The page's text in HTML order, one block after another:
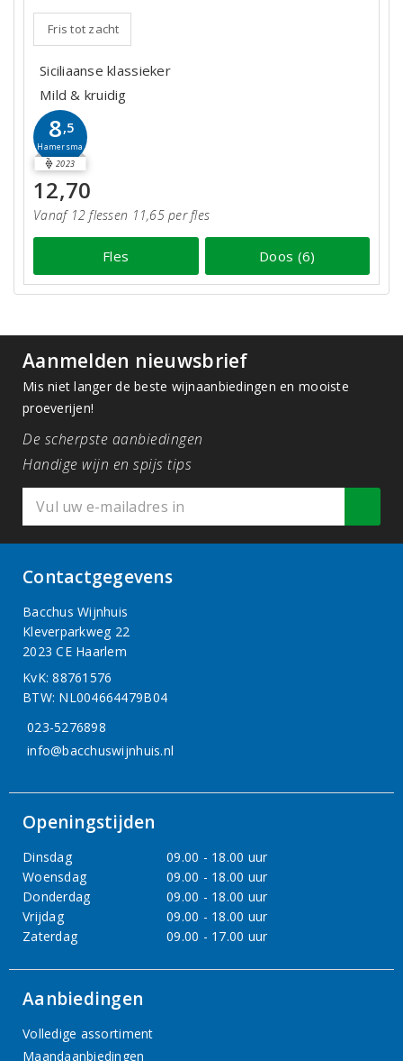
Fris tot zacht
Siciliaanse klassieker
Mild & kruidig
8,5
Hamersma
2023
12,70
Vanaf 12 flessen 11,65 per fles
Fles Doos (6)
Aanmelden nieuwsbrief
Mis niet langer de beste wijnaanbiedingen en mooiste
proeverijen!
De scherpste aanbiedingen
Handige wijn en spijs tips
Contactgegevens
Bacchus Wijnhuis
Kleverparkweg 22
2023 CE Haarlem
KvK: 88761576
BTW: NL004664479B04
023-5276898
info@bacchuswijnhuis.nl
Openingstijden
Dinsdag
09.00 - 18.00 uur
Woensdag
09.00 - 18.00 uur
Donderdag
09.00 - 18.00 uur
Vrijdag
09.00 - 18.00 uur
Zaterdag
09.00 - 17.00 uur
Aanbiedingen
Volledige assortiment
Maandaanbiedingen